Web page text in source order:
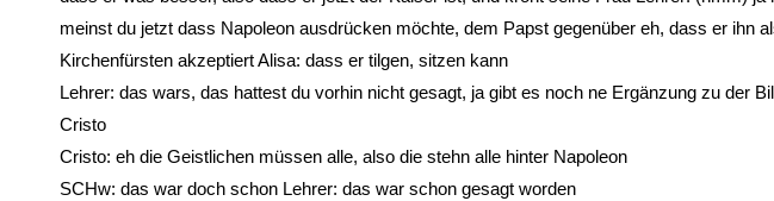
meinst du jetzt dass Napoleon ausdrücken möchte, dem Papst gegenüber eh, dass er ihn
Kirchenfürsten akzeptiert Alisa: dass er tilgen, sitzen kann
Lehrer: das wars, das hattest du vorhin nicht gesagt, ja gibt es noch ne Ergänzung zu der
Cristo
Cristo: eh die Geistlichen müssen alle, also die stehn alle hinter Napoleon
SCHw: das war doch schon Lehrer: das war schon gesagt worden